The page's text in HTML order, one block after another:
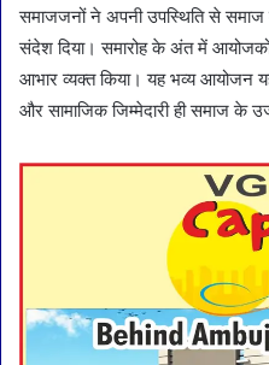
समाजजनों ने अपनी उपस्थिति से
संदेश दिया। समारोह के अंत में
आभार व्यक्त किया। यह भव्य आयोजन
और सामाजिक जिम्मेदारी ही समाज के